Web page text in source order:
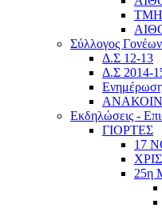
Σύλλογος Γονέων
Δ.Σ 12-13
Δ.Σ 2014-
Εκδηλώσεις -
ΓΙΟΡΤΕΣ
17
25η